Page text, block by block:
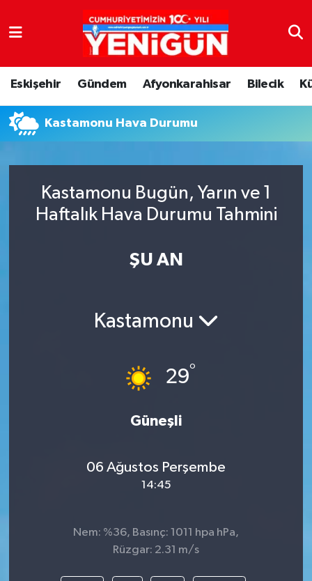
Eskişehir Gündem Afyonkarahisar Bilecik
Kastamonu Hava Durumu
Kastamonu Bugün, Yarın ve 1
Haftalık Hava Durumu Tahmini
ŞU AN
Kastamonu
29°
Güneşli
06 Ağustos Perşembe
14:45
Nem: %36, Basınç: 1011 hpa hPa,
Rüzgar: 2.31 m/s
Nöbetçi Eczaneler
Hava Durumu
Trafik Durumu
Tüm Manşetler